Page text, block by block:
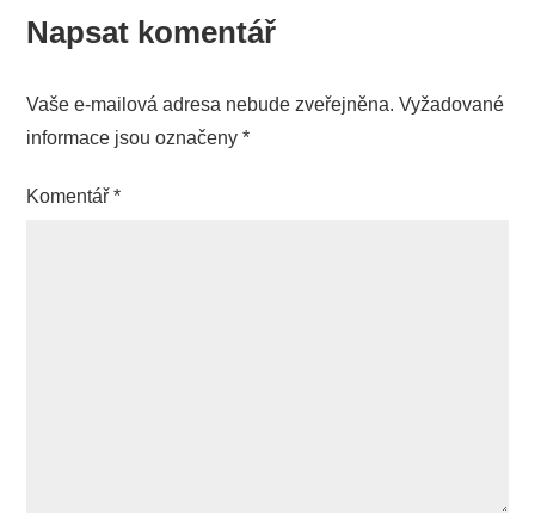
příspěvek
Napsat komentář
Vaše e-mailová adresa nebude zveřejněna. Vyžadované
informace jsou označeny*
Komentář*